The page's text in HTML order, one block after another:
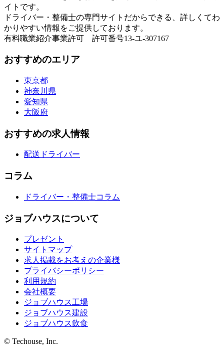
イトです。
ドライバー・整備士の専門サイトだからできる、詳しくてわ
かりやすい情報をご提供しております。
有料職業紹介事業許可 許可番号13-ユ-307167
おすすめのエリア
東京都
神奈川県
愛知県
大阪府
おすすめの求人情報
配送ドライバー
コラム
ドライバー・整備士コラム
ジョブハウスについて
プレゼント
サイトマップ
求人掲載をお考えの企業様
プライバシーポリシー
利用規約
会社概要
ジョブハウス工場
ジョブハウス建設
ジョブハウス飲食
© Techouse, Inc.